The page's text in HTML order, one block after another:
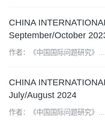
CHINA
September/October
作者：《中国国际问题研究》编
CHINA
July/August 2024
作者：《中国国际问题研究》编